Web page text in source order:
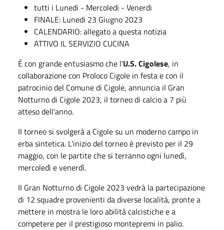
tutti i Lunedi - Mercoledi - Venerdi
FINALE: Lunedi 23 Giugno 2023
CALENDARIO: allegato a questa notizia
ATTIVO IL SERVIZIO CUCINA
È con grande entusiasmo che l'U.S. Cigolese, in
collaborazione con Proloco Cigole in festa e con il
patrocinio del Comune di Cigole, annuncia il Gran
Notturno di Cigole 2023, il torneo di calcio a 7 più
atteso dell'anno.
Il torneo si svolgerà a Cigole su un moderno campo in
erba sintetica. L'inizio del torneo è previsto per il 29
maggio, con le partite che si terranno ogni lunedì,
mercoledì e venerdì.
Il Gran Notturno di Cigole 2023 vedrà la partecipazione
di 12 squadre provenienti da diverse località, pronte a
mettere in mostra le loro abilità calcistiche e a
competere per il prestigioso montepremi in palio.